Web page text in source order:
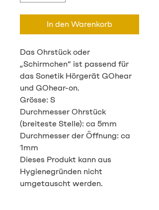
In den Warenkorb
Das Ohrstück oder
„Schirmchen“ ist passend für
das Sonetik Hörgerät GOhear
und GOhear-on.
Grösse: S
Durchmesser Ohrstück
(breiteste Stelle): ca 5mm
Durchmesser der Öffnung: ca
1mm
Dieses Produkt kann aus
Hygienegründen nicht
umgetauscht werden.